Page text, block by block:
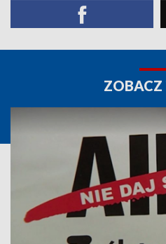
ZOBACZ